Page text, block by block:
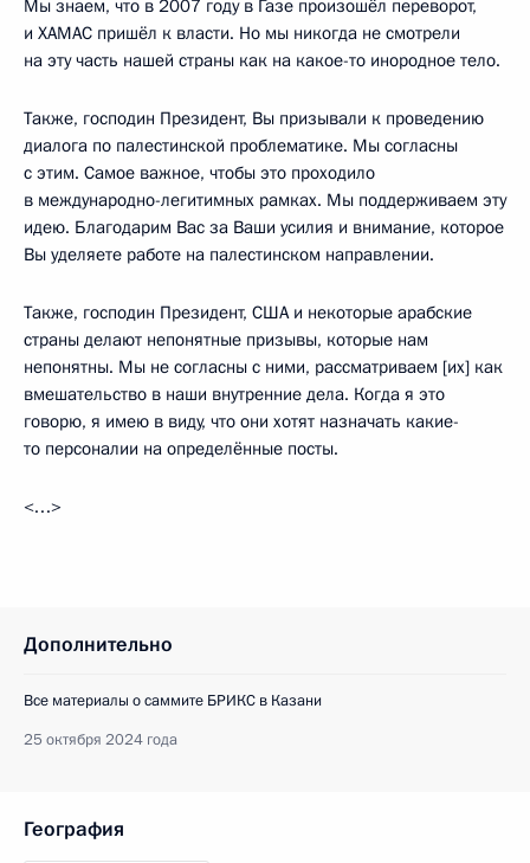
Мы знаем, что в 2007 году в Газе произошёл переворот,
и ХАМАС пришёл к власти. Но мы никогда не смотрели
на эту часть нашей страны как на какое-то инородное тело.
Также, господин Президент, Вы призывали к проведению
диалога по палестинской проблематике. Мы согласны
с этим. Самое важное, чтобы это проходило
в международно-легитимных рамках. Мы поддерживаем эту
идею. Благодарим Вас за Ваши усилия и внимание, которое
Вы уделяете работе на палестинском направлении.
Также, господин Президент, США и некоторые арабские
страны делают непонятные призывы, которые нам
непонятны. Мы не согласны с ними, рассматриваем [их] как
вмешательство в наши внутренние дела. Когда я это
говорю, я имею в виду, что они хотят назначать какие-
то персоналии на определённые посты.
<…>
Дополнительно
Все материалы о саммите БРИКС в Казани
25 октября 2024 года
География